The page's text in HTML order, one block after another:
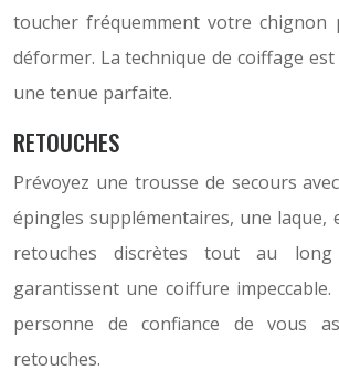
toucher fréquemment votre chignon
déformer. La technique de coiffage
une tenue parfaite.
RETOUCHES
Prévoyez une trousse de secours
épingles supplémentaires, une laque,
retouches discrètes tout au
garantissent une coiffure
personne de confiance de vous
retouches.